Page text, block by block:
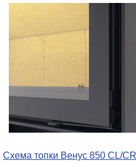
Схема топки Венус 850 CL/CR